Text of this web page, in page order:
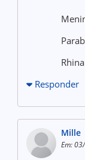
Rhina
Responder
Mille
Em: